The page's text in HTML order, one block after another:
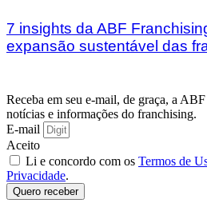
7 insights da ABF
expansão sustentável das
Receba em seu e-mail, de graça, a
notícias e informações do franchising.
E-mail
Aceito
Li e concordo com os Termos de
Privacidade.
Quero receber